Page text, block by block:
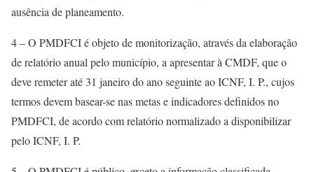
ausência de planeamento.
4 – O PMDFCI é objeto de monitorização, através da elaboração
de relatório anual pelo município, a apresentar à CMDF, que o
deve remeter até 31 janeiro do ano seguinte ao ICNF, I. P., cujos
termos devem basear-se nas metas e indicadores definidos no
PMDFCI, de acordo com relatório normalizado a disponibilizar
pelo ICNF, I. P.